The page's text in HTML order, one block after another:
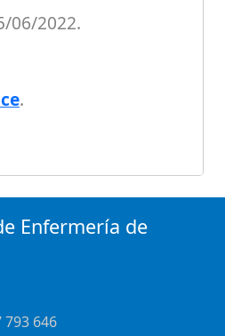
06/2022.
.
Enfermería de
793 646